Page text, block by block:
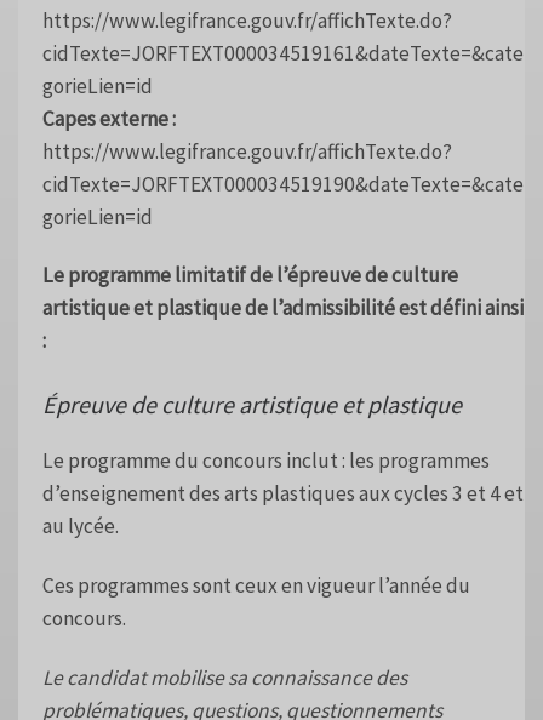
https://www.legifrance.gouv.fr/affichTexte.do?
cidTexte=JORFTEXT000034519161&dateTexte=&cate
gorieLien=id
Capes externe :
https://www.legifrance.gouv.fr/affichTexte.do?
cidTexte=JORFTEXT000034519190&dateTexte=&cate
gorieLien=id
Le programme limitatif de l’épreuve de culture
artistique et plastique de l’admissibilité est défini ainsi
:
Épreuve de culture artistique et plastique
Le programme du concours inclut : les programmes
d’enseignement des arts plastiques aux cycles 3 et 4 et
au lycée.
Ces programmes sont ceux en vigueur l’année du
concours.
Le candidat mobilise sa connaissance des
problématiques, questions, questionnements